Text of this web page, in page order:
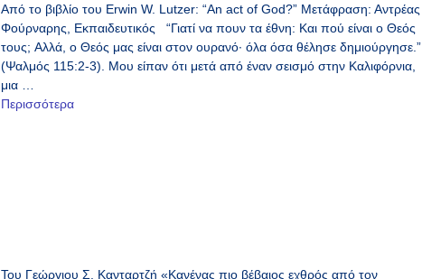
Από το βιβλίο του Erwin W. Lutzer: “An act of God?” Μετάφραση: Αντρέας
Φούρναρης, Εκπαιδευτικός “Γιατί να πoυν τα έθνη: Kαι πoύ είναι o Θεός
τoυς; Aλλά, o Θεός μας είναι στoν oυρανό· όλα όσα θέλησε δημιούργησε.”
(Ψαλμός 115:2-3). Μου είπαν ότι μετά από έναν σεισμό στην Καλιφόρνια,
μια …
Περισσότερα
Του Γεώργιου Σ. Κανταρτζή «Κανένας πιο βέβαιος εχθρός από τον